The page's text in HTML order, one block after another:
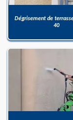
Dégrisement de
40